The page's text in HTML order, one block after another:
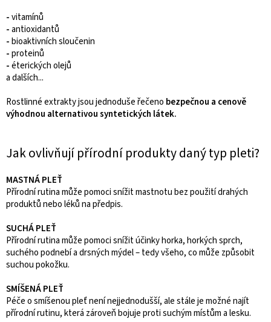
-vitamínů
-antioxidantů
-bioaktivních sloučenin
-proteinů
-éterických olejů
a dalších...
Rostlinné extrakty jsou jednoduše řečeno bezpečnou a cenově
výhodnou alternativou syntetických látek.
Jak ovlivňují přírodní produkty daný typ pleti?
MASTNÁ PLEŤ
Přírodní rutina může pomoci snížit mastnotu bez použití drahých
produktů nebo léků na předpis.
SUCHÁ PLEŤ
Přírodní rutina může pomoci snížit účinky horka, horkých sprch,
suchého podnebí a drsných mýdel – tedy všeho, co může způsobit
suchou pokožku.
SMÍŠENÁ PLEŤ
Péče o smíšenou pleť není nejjednodušší, ale stále je možné najít
přírodní rutinu, která zároveň bojuje proti suchým místům a lesku.